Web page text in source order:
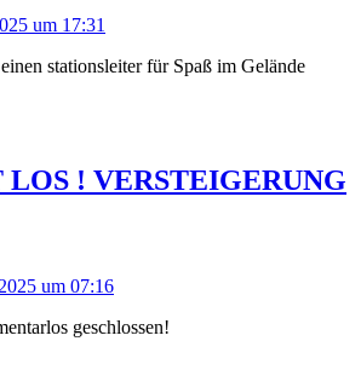
um 17:31
stationsleiter für Spaß im Gelände
LOS ! VERSTEIGERUNG
um 07:16
geschlossen!